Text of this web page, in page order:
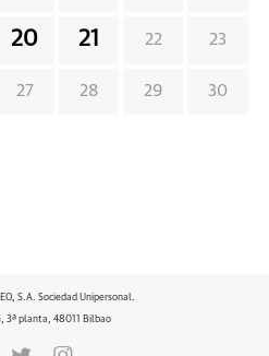
20 21 22 23
27 28 29 30
S.A. Sociedad Unipersonal.
3ª planta, 48011 Bilbao